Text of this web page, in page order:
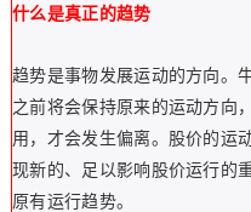
什么是真正的趋势
趋势是事物发展运动的方向。
之前将会保持原来的运动方向
用，才会发生偏离。股价的运
现新的、足以影响股价运行的
原有运行趋势。